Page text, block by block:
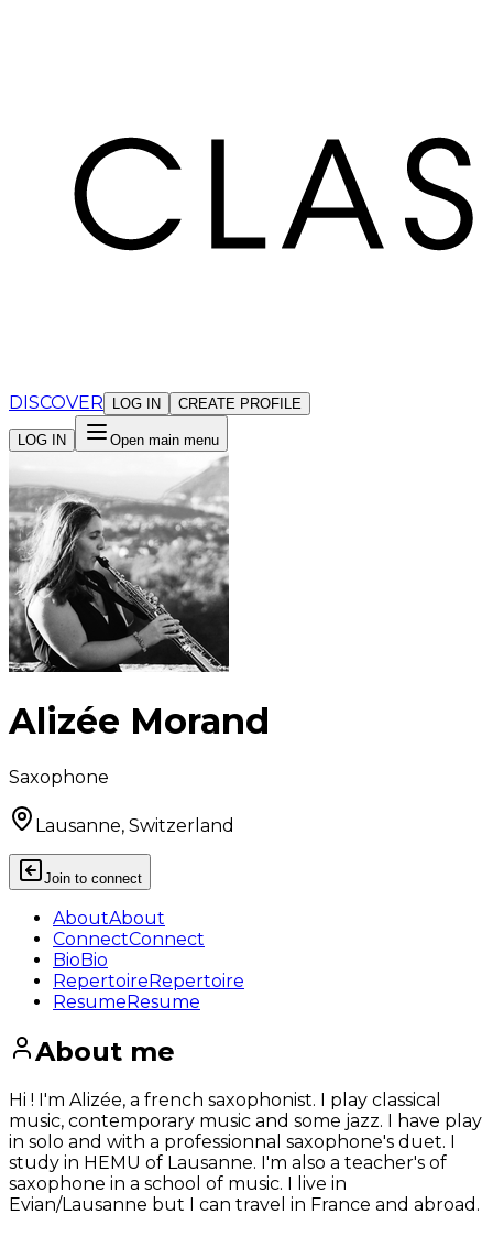
DISCOVER LOG IN CREATE PROFILE
LOG IN Open main menu
Alizée Morand
Saxophone
Lausanne, Switzerland
Join to connect
AboutAbout
ConnectConnect
BioBio
RepertoireRepertoire
ResumeResume
About me
Hi ! I'm Alizée, a french saxophonist. I play classical
music, contemporary music and some jazz. I have play
in solo and with a professionnal saxophone's duet. I
study in HEMU of Lausanne. I'm also a teacher's of
saxophone in a school of music. I live in
Evian/Lausanne but I can travel in France and abroad.